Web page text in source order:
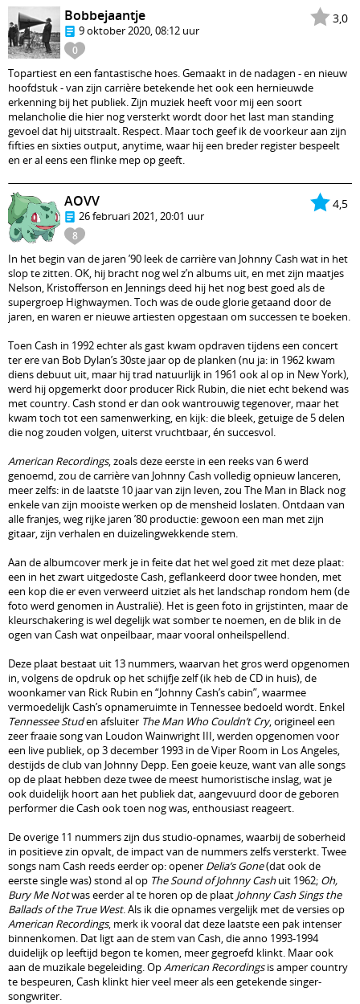
3,0
0
Bobbejaantje
9 oktober 2020, 08:12 uur
Topartiest en een fantastische hoes. Gemaakt in de nadagen - en nieuw
hoofdstuk - van zijn carrière betekende het ook een hernieuwde
erkenning bij het publiek. Zijn muziek heeft voor mij een soort
melancholie die hier nog versterkt wordt door het last man standing
gevoel dat hij uitstraalt. Respect. Maar toch geef ik de voorkeur aan zijn
fifties en sixties output, anytime, waar hij een breder register bespeelt
en er al eens een flinke mep op geeft.
4,5
8
AOVV
26 februari 2021, 20:01 uur
In het begin van de jaren ’90 leek de carrière van Johnny Cash wat in het
slop te zitten. OK, hij bracht nog wel z’n albums uit, en met zijn maatjes
Nelson, Kristofferson en Jennings deed hij het nog best goed als de
supergroep Highwaymen. Toch was de oude glorie getaand door de
jaren, en waren er nieuwe artiesten opgestaan om successen te boeken.
Toen Cash in 1992 echter als gast kwam opdraven tijdens een concert
ter ere van Bob Dylan’s 30ste jaar op de planken (nu ja: in 1962 kwam
diens debuut uit, maar hij trad natuurlijk in 1961 ook al op in New York),
werd hij opgemerkt door producer Rick Rubin, die niet echt bekend was
met country. Cash stond er dan ook wantrouwig tegenover, maar het
kwam toch tot een samenwerking, en kijk: die bleek, getuige de 5 delen
die nog zouden volgen, uiterst vruchtbaar, én succesvol.
American Recordings, zoals deze eerste in een reeks van 6 werd
genoemd, zou de carrière van Johnny Cash volledig opnieuw lanceren,
meer zelfs: in de laatste 10 jaar van zijn leven, zou The Man in Black nog
enkele van zijn mooiste werken op de mensheid loslaten. Ontdaan van
alle franjes, weg rijke jaren ’80 productie: gewoon een man met zijn
gitaar, zijn verhalen en duizelingwekkende stem.
Aan de albumcover merk je in feite dat het wel goed zit met deze plaat:
een in het zwart uitgedoste Cash, geflankeerd door twee honden, met
een kop die er even verweerd uitziet als het landschap rondom hem (de
foto werd genomen in Australië). Het is geen foto in grijstinten, maar de
kleurschakering is wel degelijk wat somber te noemen, en de blik in de
ogen van Cash wat onpeilbaar, maar vooral onheilspellend.
Deze plaat bestaat uit 13 nummers, waarvan het gros werd opgenomen
in, volgens de opdruk op het schijfje zelf (ik heb de CD in huis), de
woonkamer van Rick Rubin en “Johnny Cash’s cabin”, waarmee
vermoedelijk Cash’s opnameruimte in Tennessee bedoeld wordt. Enkel
Tennessee Studen afsluiter The Man Who Couldn’t Cry, origineel een
zeer fraaie song van Loudon Wainwright III, werden opgenomen voor
een live publiek, op 3 december 1993 in de Viper Room in Los Angeles,
destijds de club van Johnny Depp. Een goeie keuze, want van alle songs
op de plaat hebben deze twee de meest humoristische inslag, wat je
ook duidelijk hoort aan het publiek dat, aangevuurd door de geboren
performer die Cash ook toen nog was, enthousiast reageert.
De overige 11 nummers zijn dus studio-opnames, waarbij de soberheid
in positieve zin opvalt, de impact van de nummers zelfs versterkt. Twee
songs nam Cash reeds eerder op: opener Delia’s Gone(dat ook de
eerste single was) stond al op The Sound of Johnny Cashuit 1962; Oh,
Bury Me Notwas eerder al te horen op de plaat Johnny Cash Sings the
Ballads of the True West. Als ik die opnames vergelijk met de versies op
American Recordings, merk ik vooral dat deze laatste een pak intenser
binnenkomen. Dat ligt aan de stem van Cash, die anno 1993-1994
duidelijk op leeftijd begon te komen, meer gegroefd klinkt. Maar ook
aan de muzikale begeleiding. OpAmerican Recordingsis amper country
te bespeuren, Cash klinkt hier veel meer als een getekende singer-
songwriter.